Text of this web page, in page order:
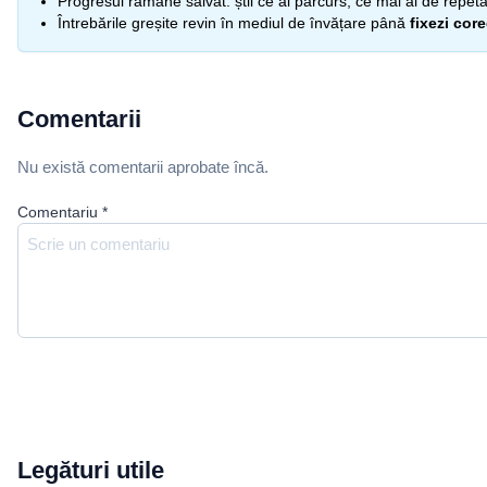
Întrebările greșite revin în mediul de învățare până fixezi
Comentarii
Nu există comentarii aprobate încă.
Comentariu *
Legături utile